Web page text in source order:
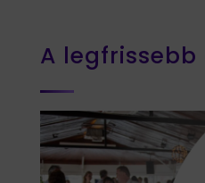
A legfrissebb